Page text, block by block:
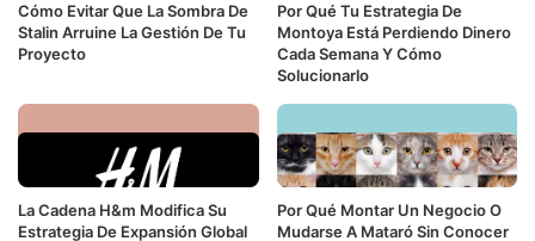
Cómo Evitar Que La Sombra De
Stalin Arruine La Gestión De Tu
Proyecto
Por Qué Tu Estrategia De
Montoya Está Perdiendo Dinero
Cada Semana Y Cómo
Solucionarlo
La Cadena H&m Modifica Su
Estrategia De Expansión Global
Por Qué Montar Un Negocio O
Mudarse A Mataró Sin Conocer